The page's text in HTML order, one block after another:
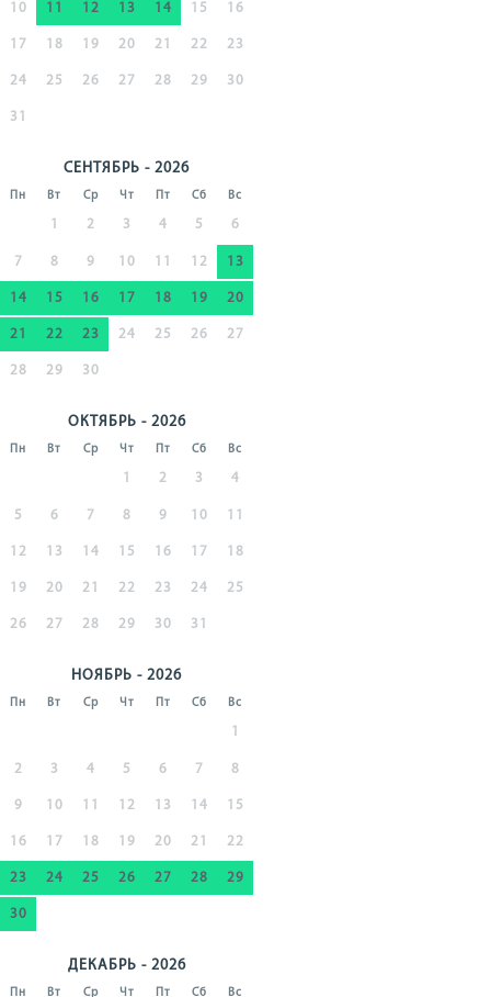
10 11 12 13 14 15 16
17 18 19 20 21 22 23
24 25 26 27 28 29 30
31
СЕНТЯБРЬ - 2026
Пн Вт Ср Чт Пт Сб Вс
1 2 3 4 5 6
7 8 9 10 11 12 13
14 15 16 17 18 19 20
21 22 23 24 25 26 27
28 29 30
ОКТЯБРЬ - 2026
Пн Вт Ср Чт Пт Сб Вс
1 2 3 4
5 6 7 8 9 10 11
12 13 14 15 16 17 18
19 20 21 22 23 24 25
26 27 28 29 30 31
НОЯБРЬ - 2026
Пн Вт Ср Чт Пт Сб Вс
1
2 3 4 5 6 7 8
9 10 11 12 13 14 15
16 17 18 19 20 21 22
23 24 25 26 27 28 29
30
ДЕКАБРЬ - 2026
Пн Вт Ср Чт Пт Сб Вс